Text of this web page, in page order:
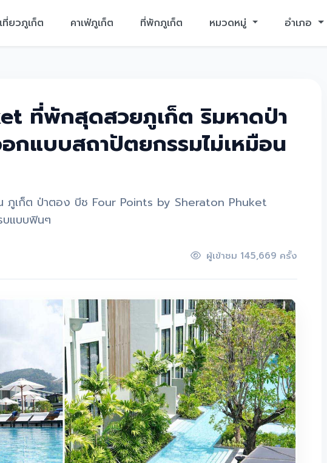
ที่ยวภูเก็ต คาเฟ่ภูเก็ต ที่พักภูเก็ต หมวดหมู่ อำเภอ
ที่พักสุดสวยภูเก็ต ริมหาดป่า
กแบบสถาปัตยกรรมไม่เหมือน
ภูเก็ต ป่าตอง บีช Four Points by Sheraton Phuket
แบบฟินๆ
ผู้เข้าชม 145,669 ครั้ง